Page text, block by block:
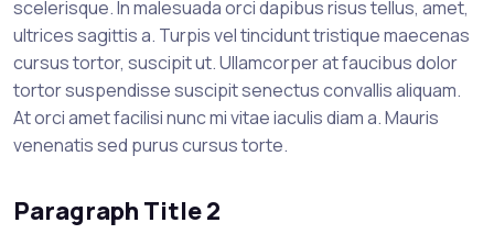
scelerisque. In malesuada orci dapibus risus tellus, amet,
ultrices sagittis a. Turpis vel tincidunt tristique maecenas
cursus tortor, suscipit ut. Ullamcorper at faucibus dolor
tortor suspendisse suscipit senectus convallis aliquam.
At orci amet facilisi nunc mi vitae iaculis diam a. Mauris
venenatis sed purus cursus torte.
Paragraph Title 2